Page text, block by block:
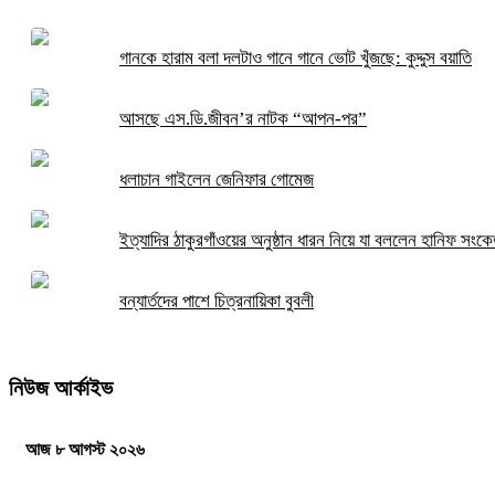
গানকে হারাম বলা দলটাও গানে গানে ভোট খুঁজছে: কুদ্দুস বয়াতি
আসছে এস.ডি.জীবন’র নাটক “আপন-পর”
ধলাচান গাইলেন জেনিফার গোমেজ
ইত্যাদির ঠাকুরগাঁওয়ের অনুষ্ঠান ধারন নিয়ে যা বললেন হানিফ
বন্যার্তদের পাশে চিত্রনায়িকা বুবলী
নিউজ আর্কাইভ
আজ ৮ আগস্ট ২০২৬